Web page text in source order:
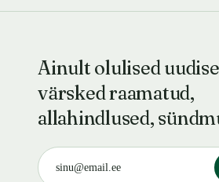
Ainult olulised
värsked raamatud,
allahindlused,